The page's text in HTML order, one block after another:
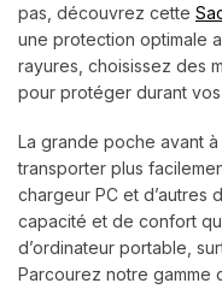
pas, découvrez cette
une protection optimale
rayures, choisissez des
pour protéger durant
La grande poche avant
transporter plus
chargeur PC et d’autres
capacité et de confort
d’ordinateur portable,
Parcourez notre gamme